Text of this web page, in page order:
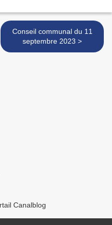
Conseil communal du 11
septembre 2023 >
Canalblog